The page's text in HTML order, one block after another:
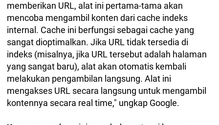
memberikan URL, alat ini pertama-tama akan
mencoba mengambil konten dari cache indeks
internal. Cache ini berfungsi sebagai cache yang
sangat dioptimalkan. Jika URL tidak tersedia di
indeks (misalnya, jika URL tersebut adalah halaman
yang sangat baru), alat akan otomatis kembali
melakukan pengambilan langsung. Alat ini
mengakses URL secara langsung untuk mengambil
kontennya secara real time," ungkap Google.